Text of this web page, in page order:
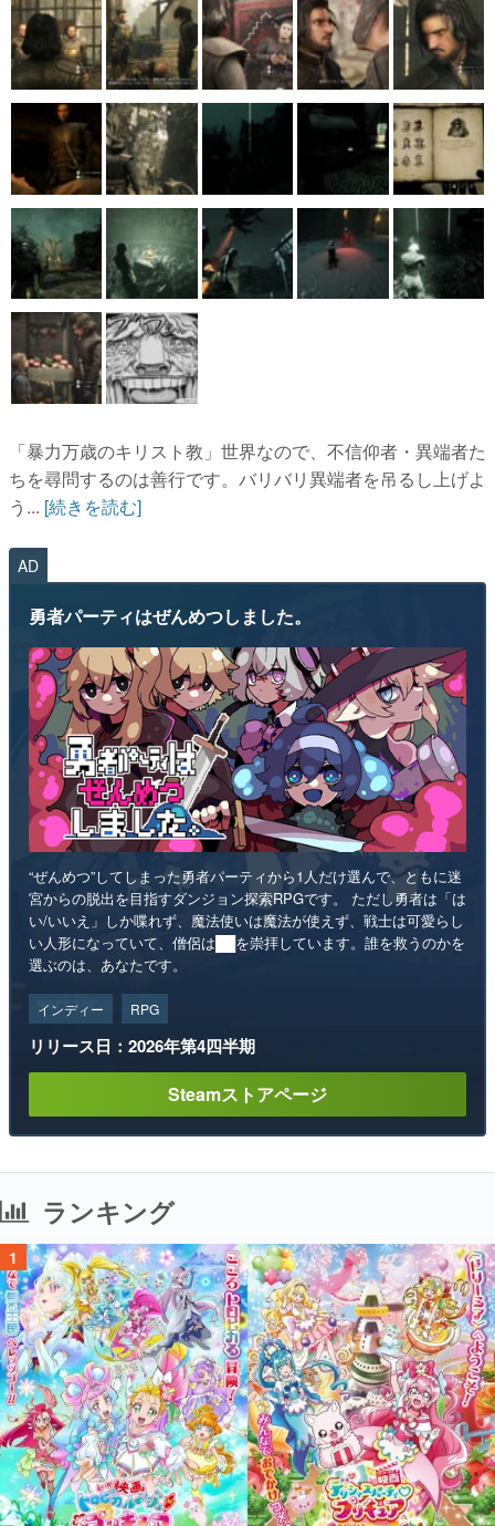
「暴力万歳のキリスト教」世界なので、不信仰者・異端者た
ちを尋問するのは善行です。バリバリ異端者を吊るし上げよ
う... [続きを読む]
AD
勇者パーティはぜんめつしました。
“ぜんめつ”してしまった勇者パーティから1人だけ選んで、ともに迷
宮からの脱出を目指すダンジョン探索RPGです。 ただし勇者は「は
い/いいえ」しか喋れず、魔法使いは魔法が使えず、戦士は可愛らし
い人形になっていて、僧侶は██を崇拝しています。誰を救うのかを
選ぶのは、あなたです。
インディー RPG
リリース日：2026年第4四半期
Steamストアページ
ランキング
1